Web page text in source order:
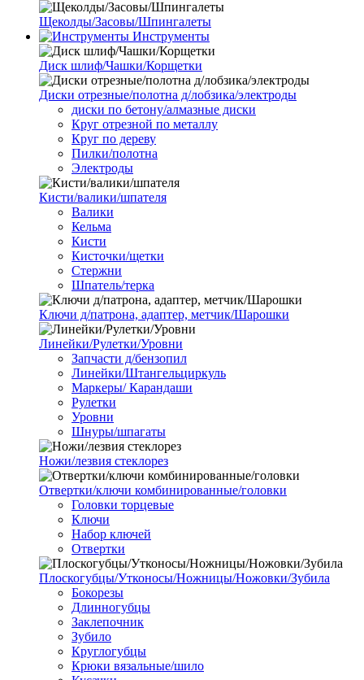
Щеколды/Засовы/Шпингалеты
Инструменты
Диск шлиф/Чашки/Корщетки
Диски отрезные/полотна д/лобзика/электроды
диски по бетону/алмазные диски
Круг отрезной по металлу
Круг по дереву
Пилки/полотна
Электроды
Кисти/валики/шпателя
Валики
Кельма
Кисти
Кисточки/щетки
Стержни
Шпатель/терка
Ключи д/патрона, адаптер, метчик/Шарошки
Линейки/Рулетки/Уровни
Запчасти д/бензопил
Линейки/Штангельциркуль
Маркеры/ Карандаши
Рулетки
Уровни
Шнуры/шпагаты
Ножи/лезвия стеклорез
Отвертки/ключи комбинированные/головки
Головки торцевые
Ключи
Набор ключей
Отвертки
Плоскогубцы/Утконосы/Ножницы/Ножовки/Зубила
Бокорезы
Длинногубцы
Заклепочник
Зубило
Круглогубцы
Крюки вязальные/шило